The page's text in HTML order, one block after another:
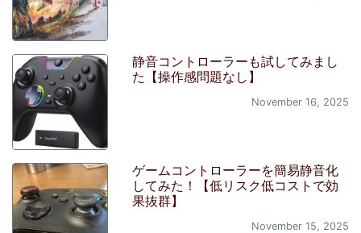
静音コントローラーも試してみまし
た【操作感問題なし】
November 16, 2025
ゲームコントローラーを簡易静音化
してみた！【低リスク低コストで効
果抜群】
November 15, 2025